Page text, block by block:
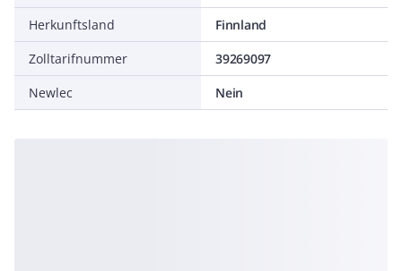
Herkunftsland
Finnland
Zolltarifnummer
39269097
Newlec
Nein